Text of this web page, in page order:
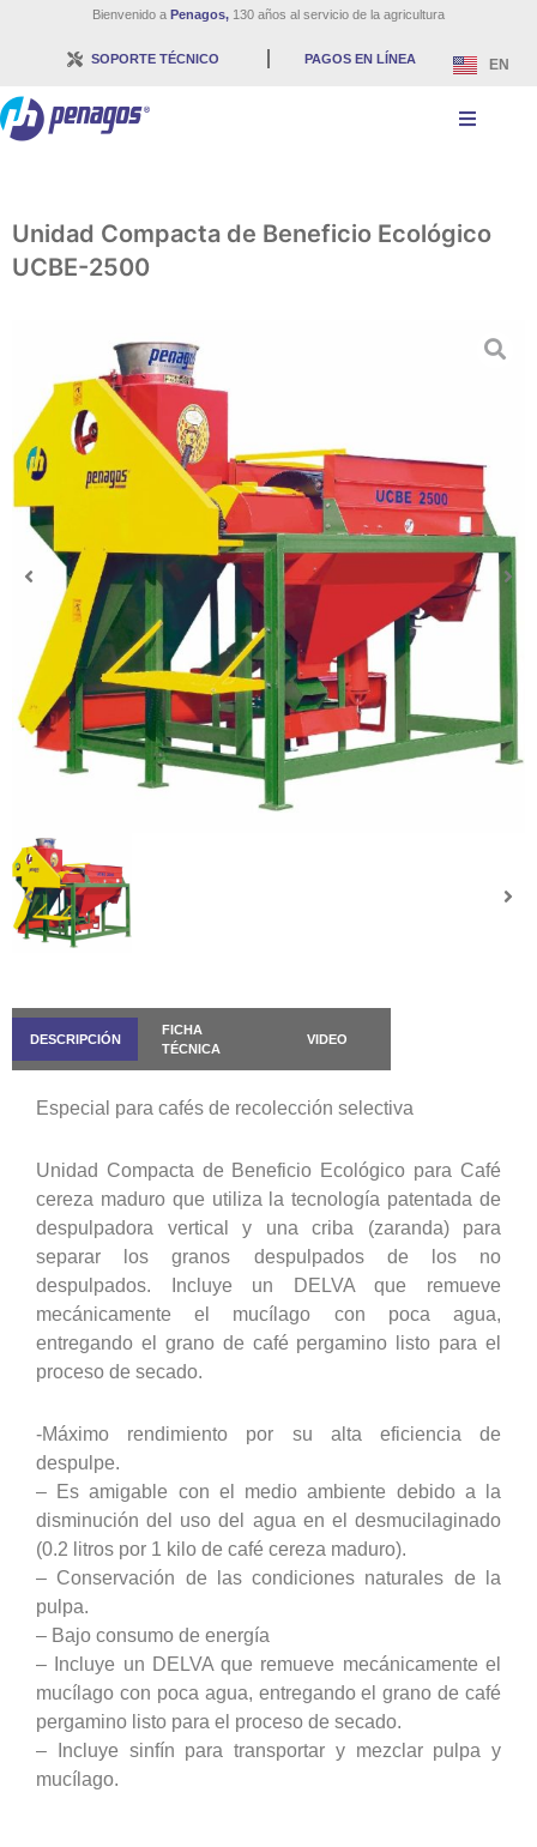
Bienvenido a Penagos, 130 años al servicio de la agricultura
SOPORTE TÉCNICO PAGOS EN LÍNEA EN
Unidad Compacta de Beneficio Ecológico
UCBE-2500
DESCRIPCIÓN
FICHA
TÉCNICA
VIDEO
Especial para cafés de recolección selectiva
Unidad Compacta de Beneficio Ecológico para Café
cereza maduro que utiliza la tecnología patentada de
despulpadora vertical y una criba (zaranda) para
separar los granos despulpados de los no
despulpados. Incluye un DELVA que remueve
mecánicamente el mucílago con poca agua,
entregando el grano de café pergamino listo para el
proceso de secado.
-Máximo rendimiento por su alta eficiencia de
despulpe.
– Es amigable con el medio ambiente debido a la
disminución del uso del agua en el desmucilaginado
(0.2 litros por 1 kilo de café cereza maduro).
– Conservación de las condiciones naturales de la
pulpa.
– Bajo consumo de energía
– Incluye un DELVA que remueve mecánicamente el
mucílago con poca agua, entregando el grano de café
pergamino listo para el proceso de secado.
– Incluye sinfín para transportar y mezclar pulpa y
mucílago.